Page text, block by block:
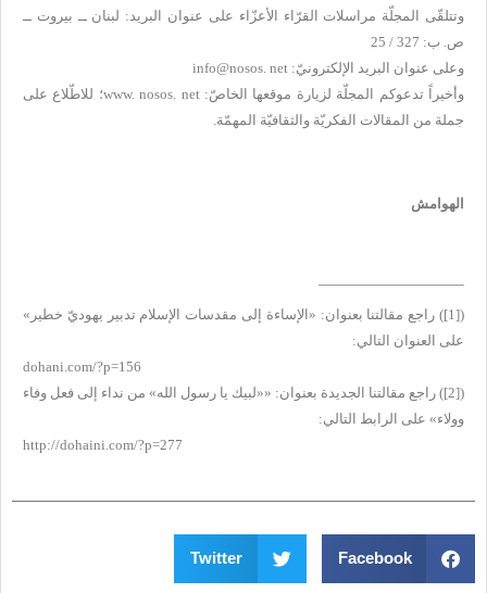
وتتلقّى المجلّة مراسلات القرّاء الأعزّاء على عنوان البريد: لبنان ــ بيروت ــ
ص. ب: 327 / 25
وعلى عنوان البريد الإلكترونيّ: info@nosos. net
وأخيراً تدعوكم المجلّة لزيارة موقعها الخاصّ:www. nosos. net؛ للاطّلاع على
جملة من المقالات الفكريّة والثقافيّة المهمّة.
الهوامش
(
[1]) راجع مقالتنا بعنوان: «الإساءة إلى مقدسات الإسلام تدبير يهوديّ خطير»
على العنوان التالي:
dohani.com/?p=156
(
[2]) راجع مقالتنا الجديدة بعنوان: ««لبيك يا رسول الله» من نداء إلى فعل وفاء
وولاء» على الرابط التالي:
http://dohaini.com/?p=277
Facebook
Twitter